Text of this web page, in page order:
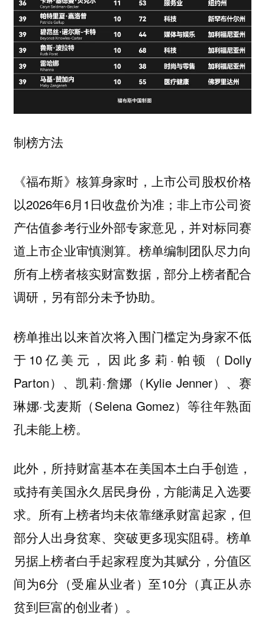
制榜方法
《福布斯》核算身家时，上市公司股权价格
以2026年6月1日收盘价为准；非上市公司资
产估值参考行业外部专家意见，并对标同赛
道上市企业审慎测算。榜单编制团队尽力向
所有上榜者核实财富数据，部分上榜者配合
调研，另有部分未予协助。
榜单推出以来首次将入围门槛定为身家不低
于10亿美元，因此多莉·帕顿（Dolly
Parton）、凯莉·詹娜（Kylie Jenner）、赛
琳娜·戈麦斯（Selena Gomez）等往年熟面
孔未能上榜。
此外，所持财富基本在美国本土白手创造，
或持有美国永久居民身份，方能满足入选要
求。所有上榜者均未依靠继承财富起家，但
部分人出身贫寒、突破更多现实阻碍。榜单
另据上榜者白手起家程度为其赋分，分值区
间为6分（受雇从业者）至10分（真正从赤
贫到巨富的创业者）。